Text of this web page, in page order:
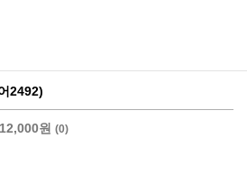
2492)
12,000원 (0)